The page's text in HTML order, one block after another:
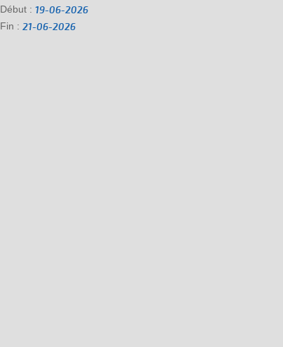
Début : 19-06-2026
Fin : 21-06-2026